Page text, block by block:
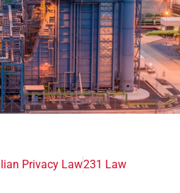
Privacy Law231 Law